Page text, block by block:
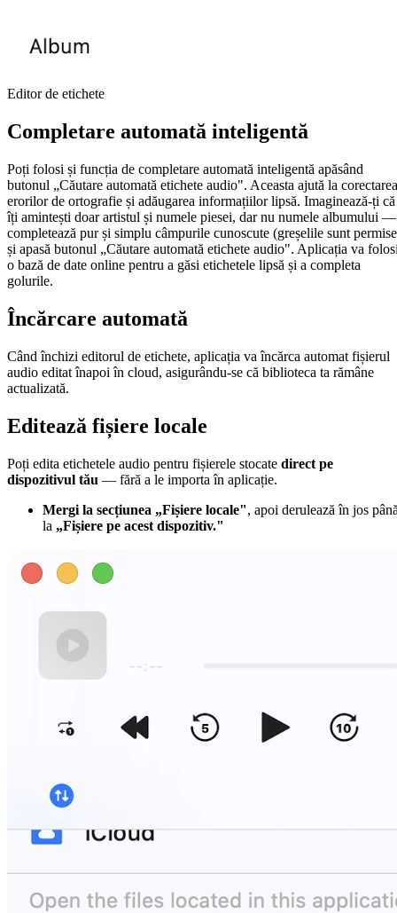
Editor de etichete
Completare automată inteligentă
Poți folosi și funcția de completare automată inteligentă apăsând
butonul „Căutare automată etichete audio". Aceasta ajută la corectarea
erorilor de ortografie și adăugarea informațiilor lipsă. Imaginează-ți că
îți amintești doar artistul și numele piesei, dar nu numele albumului —
completează pur și simplu câmpurile cunoscute (greșelile sunt
și apasă butonul „Căutare automată etichete audio". Aplicația va
o bază de date online pentru a găsi etichetele lipsă și a completa
golurile.
Încărcare automată
Când închizi editorul de etichete, aplicația va încărca automat fișierul
audio editat înapoi în cloud, asigurându-se că biblioteca ta rămâne
actualizată.
Editează fișiere locale
Poți edita etichetele audio pentru fișierele stocate direct pe
dispozitivul tău — fără a le importa în aplicație.
Mergi la secțiunea „Fișiere locale", apoi derulează în jos
la „Fișiere pe acest dispozitiv."